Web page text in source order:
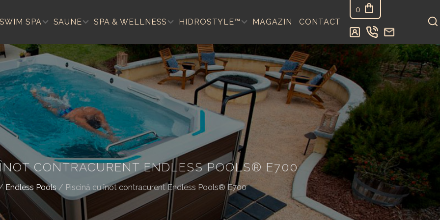
SWIM SPA SAUNE SPA & WELLNESS HIDROSTYLE™ MAGAZIN CONTACT
0
CONTRACURENT ENDLESS POOLS® E700
Endless Pools/ Piscină cu înot contracurent Endless Pools® E700